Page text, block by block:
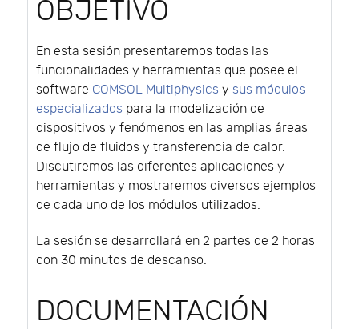
OBJETIVO
En esta sesión presentaremos todas las
funcionalidades y herramientas que posee el
software COMSOL Multiphysics y sus módulos
especializados para la modelización de
dispositivos y fenómenos en las amplias áreas
de flujo de fluidos y transferencia de calor.
Discutiremos las diferentes aplicaciones y
herramientas y mostraremos diversos ejemplos
de cada uno de los módulos utilizados.
La sesión se desarrollará en 2 partes de 2 horas
con 30 minutos de descanso.
DOCUMENTACIÓN